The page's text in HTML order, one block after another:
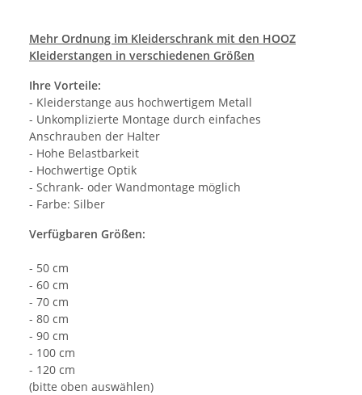
Mehr Ordnung im Kleiderschrank mit den HOOZ
Kleiderstangen in verschiedenen Größen
Ihre Vorteile:
- Kleiderstange aus hochwertigem Metall
- Unkomplizierte Montage durch einfaches
Anschrauben der Halter
- Hohe Belastbarkeit
- Hochwertige Optik
- Schrank- oder Wandmontage möglich
- Farbe: Silber
Verfügbaren Größen:
- 50 cm
- 60 cm
- 70 cm
- 80 cm
- 90 cm
- 100 cm
- 120 cm
(bitte oben auswählen)